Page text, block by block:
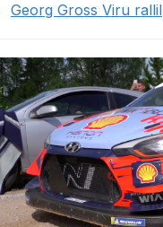
Georg Gross Viru rallil